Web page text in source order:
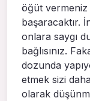
öğüt
başaracaktır.
onlara saygı
bağlısınız.
dozunda
etmek sizi
olarak